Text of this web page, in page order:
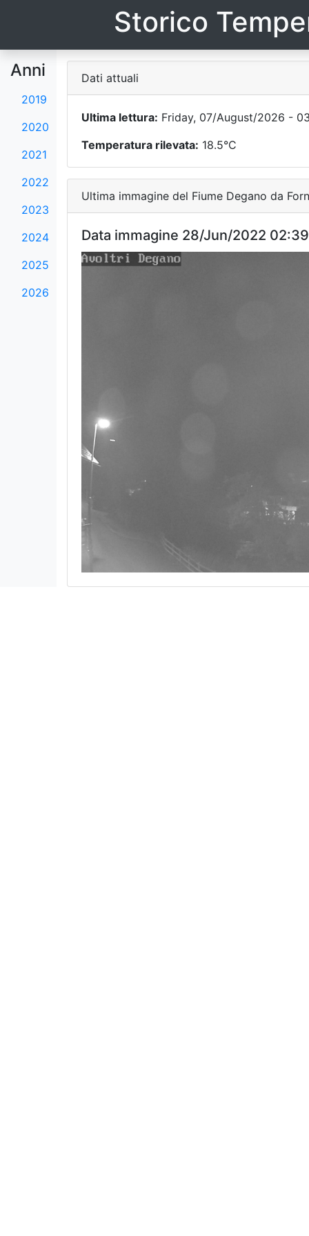
Storico
Anni
2019
2020
2021
2022
2023
2024
2025
2026
Dati attuali
Ultima lettura: Friday, 07/August/2026 -
Temperatura rilevata: 18.5°C
Ultima immagine del Fiume Degano da
Data immagine 28/Jun/2022 02:39